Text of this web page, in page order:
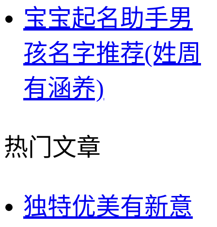
宝宝起名助手男
孩名字推荐(姓周
有涵养)
热门文章
独特优美有新意